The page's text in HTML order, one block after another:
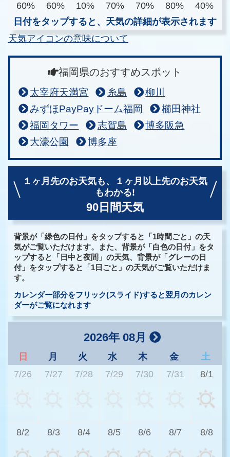
60%
60% 10% 70% 70% 80%
40%
日付をタップすると、天気の詳細が表示されます
天気アイコンの意味について
福岡県のおすすめスポット
太宰府天満宮 糸島
柳川
みずほPayPayドーム福岡
櫛田神社
福岡タワー
志賀島
博多阪急
大濠公園
博多座
１ヶ月先のお天気も、
１ヶ月以上先のお天気
もわかる!
90日間天気
背景が「緑色の日付」をタップすると「1時間ごと」の天
気がご覧いただけます。また、背景が「白色の日付」をタ
ップすると「日中と夜間」の天気、背景が「グレーの日
付」をタップすると「1日ごと」の天気がご覧いただけま
す。
カレンダー部分をフリック(スライド)すると翌月のカレン
ダーがご覧になれます
2026年 08月
日 月 火 水 木 金
土
7/26
7/27 7/28 7/29 7/30 7/31 8/1
8/2 8/3 8/4 8/5 8/6 8/7 8/8